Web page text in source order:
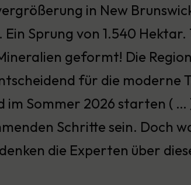
in New
Sprung von 1.540 Hektar.
geformt! Die
für die moderne
Sommer 2026 starten ( …
Schritte sein. Doch
die Experten über